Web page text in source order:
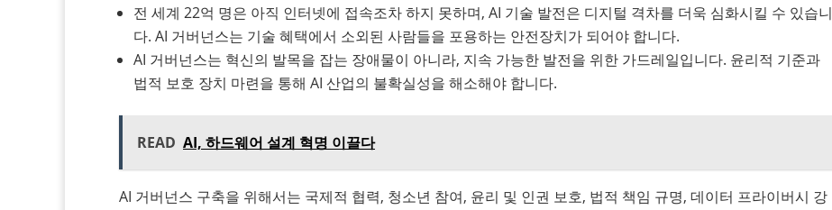
전 세계 22억 명은 아직 인터넷에 접속조차 하지 못하며, AI 기술 발전은 디지털 격차를 더욱 심화시킬 수 있습니
다. AI 거버넌스는 기술 혜택에서 소외된 사람들을 포용하는 안전장치가 되어야 합니다.
AI 거버넌스는 혁신의 발목을 잡는 장애물이 아니라, 지속 가능한 발전을 위한 가드레일입니다. 윤리적 기준과
법적 보호 장치 마련을 통해 AI 산업의 불확실성을 해소해야 합니다.
READ AI, 하드웨어 설계 혁명 이끌다
AI 거버넌스 구축을 위해서는 국제적 협력, 청소년 참여, 윤리 및 인권 보호, 법적 책임 규명, 데이터 프라이버시 강